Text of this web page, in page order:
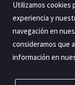
Utilizamos cookies
experiencia y
navegación en
consideramos que
información en